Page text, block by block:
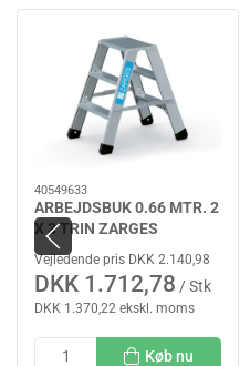
40549633
ARBEJDSBUK 0.66 MTR. 2
X 3 TRIN ZARGES
Vejledende pris DKK 2.140,98
DKK 1.712,78 / Stk
DKK 1.370,22 ekskl. moms
Køb nu